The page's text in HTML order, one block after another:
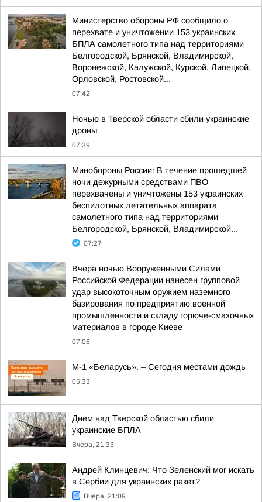
Министерство обороны РФ сообщило о
перехвате и уничтожении 153 украинских
БПЛА самолетного типа над территориями
Белгородской, Брянской, Владимирской,
Воронежской, Калужской, Курской, Липецкой,
Орловской, Ростовской...
07:42
Ночью в Тверской области сбили украинские
дроны
07:39
Минобороны России: В течение прошедшей
ночи дежурными средствами ПВО
перехвачены и уничтожены 153 украинских
беспилотных летательных аппарата
самолетного типа над территориями
Белгородской, Брянской, Владимирской...
07:27
Вчера ночью Вооруженными Силами
Российской Федерации нанесен групповой
удар высокоточным оружием наземного
базирования по предприятию военной
промышленности и складу горюче-смазочных
материалов в городе Киеве
07:06
М-1 «Беларусь». – Сегодня местами дождь
05:33
Днем над Тверской областью сбили
украинские БПЛА
Вчера, 21:33
Андрей Клинцевич: Что Зеленский мог искать
в Сербии для украинских ракет?
Вчера, 21:09